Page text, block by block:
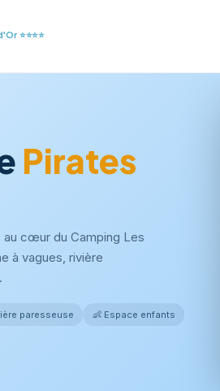
⭐⭐⭐⭐
Pirates
cœur du Camping Les
à vagues, rivière
paresseuse 👶 Espace enfants